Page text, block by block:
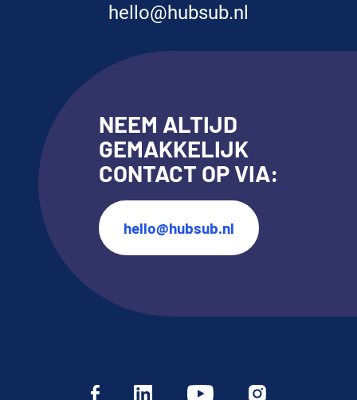
hello@hubsub.nl
NEEM ALTIJD
GEMAKKELIJK
CONTACT OP VIA:
hello@hubsub.nl